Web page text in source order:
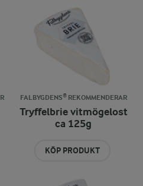
FALBYGDENS® REKOMMENDERAR
Tryffelbrie vitmögelost
ca 125g
KÖP PRODUKT